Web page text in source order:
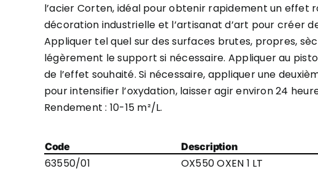
l’acier Corten, idéal pour obtenir rapidement un effet
décoration industrielle et l’artisanat d’art pour créer
Appliquer tel quel sur des surfaces brutes, propres,
légèrement le support si nécessaire. Appliquer au
de l’effet souhaité. Si nécessaire, appliquer une
pour intensifier l’oxydation, laisser agir environ 24
Rendement : 10-15 m²/L.
Code Description
63550/01 OX550 OXEN 1 LT